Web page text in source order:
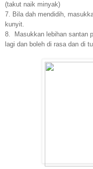
(takut naik minyak)
7. Bila dah mendidih,
kunyit.
8. Masukkan lebihan santan
lagi dan boleh di rasa dan di